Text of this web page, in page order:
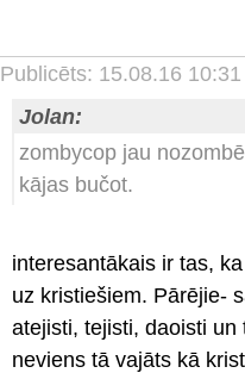
Publicēts: 15.08.16 10:31
Jolan:
zombycop jau
kājas bučot.
interesantākais ir tas,
uz kristiešiem. Pārējie-
atejisti, tejisti, daoisti
neviens tā vajāts kā